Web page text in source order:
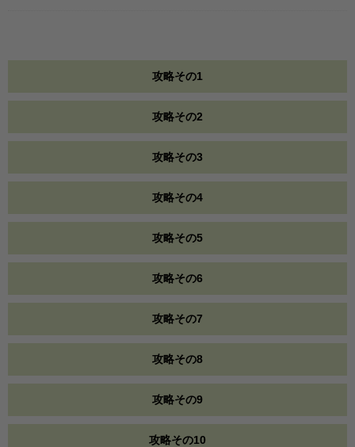
攻略その1
攻略その2
攻略その3
攻略その4
攻略その5
攻略その6
攻略その7
攻略その8
攻略その9
攻略その10